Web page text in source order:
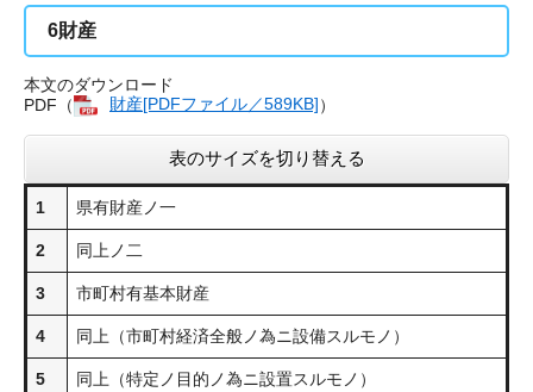
6財産
本文のダウンロード
PDF（
財産[PDFファイル／589KB]）
表のサイズを切り替える
1 県有財産ノ一
2 同上ノ二
3 市町村有基本財産
4 同上（市町村経済全般ノ為ニ設備スルモノ）
5 同上（特定ノ目的ノ為ニ設置スルモノ）